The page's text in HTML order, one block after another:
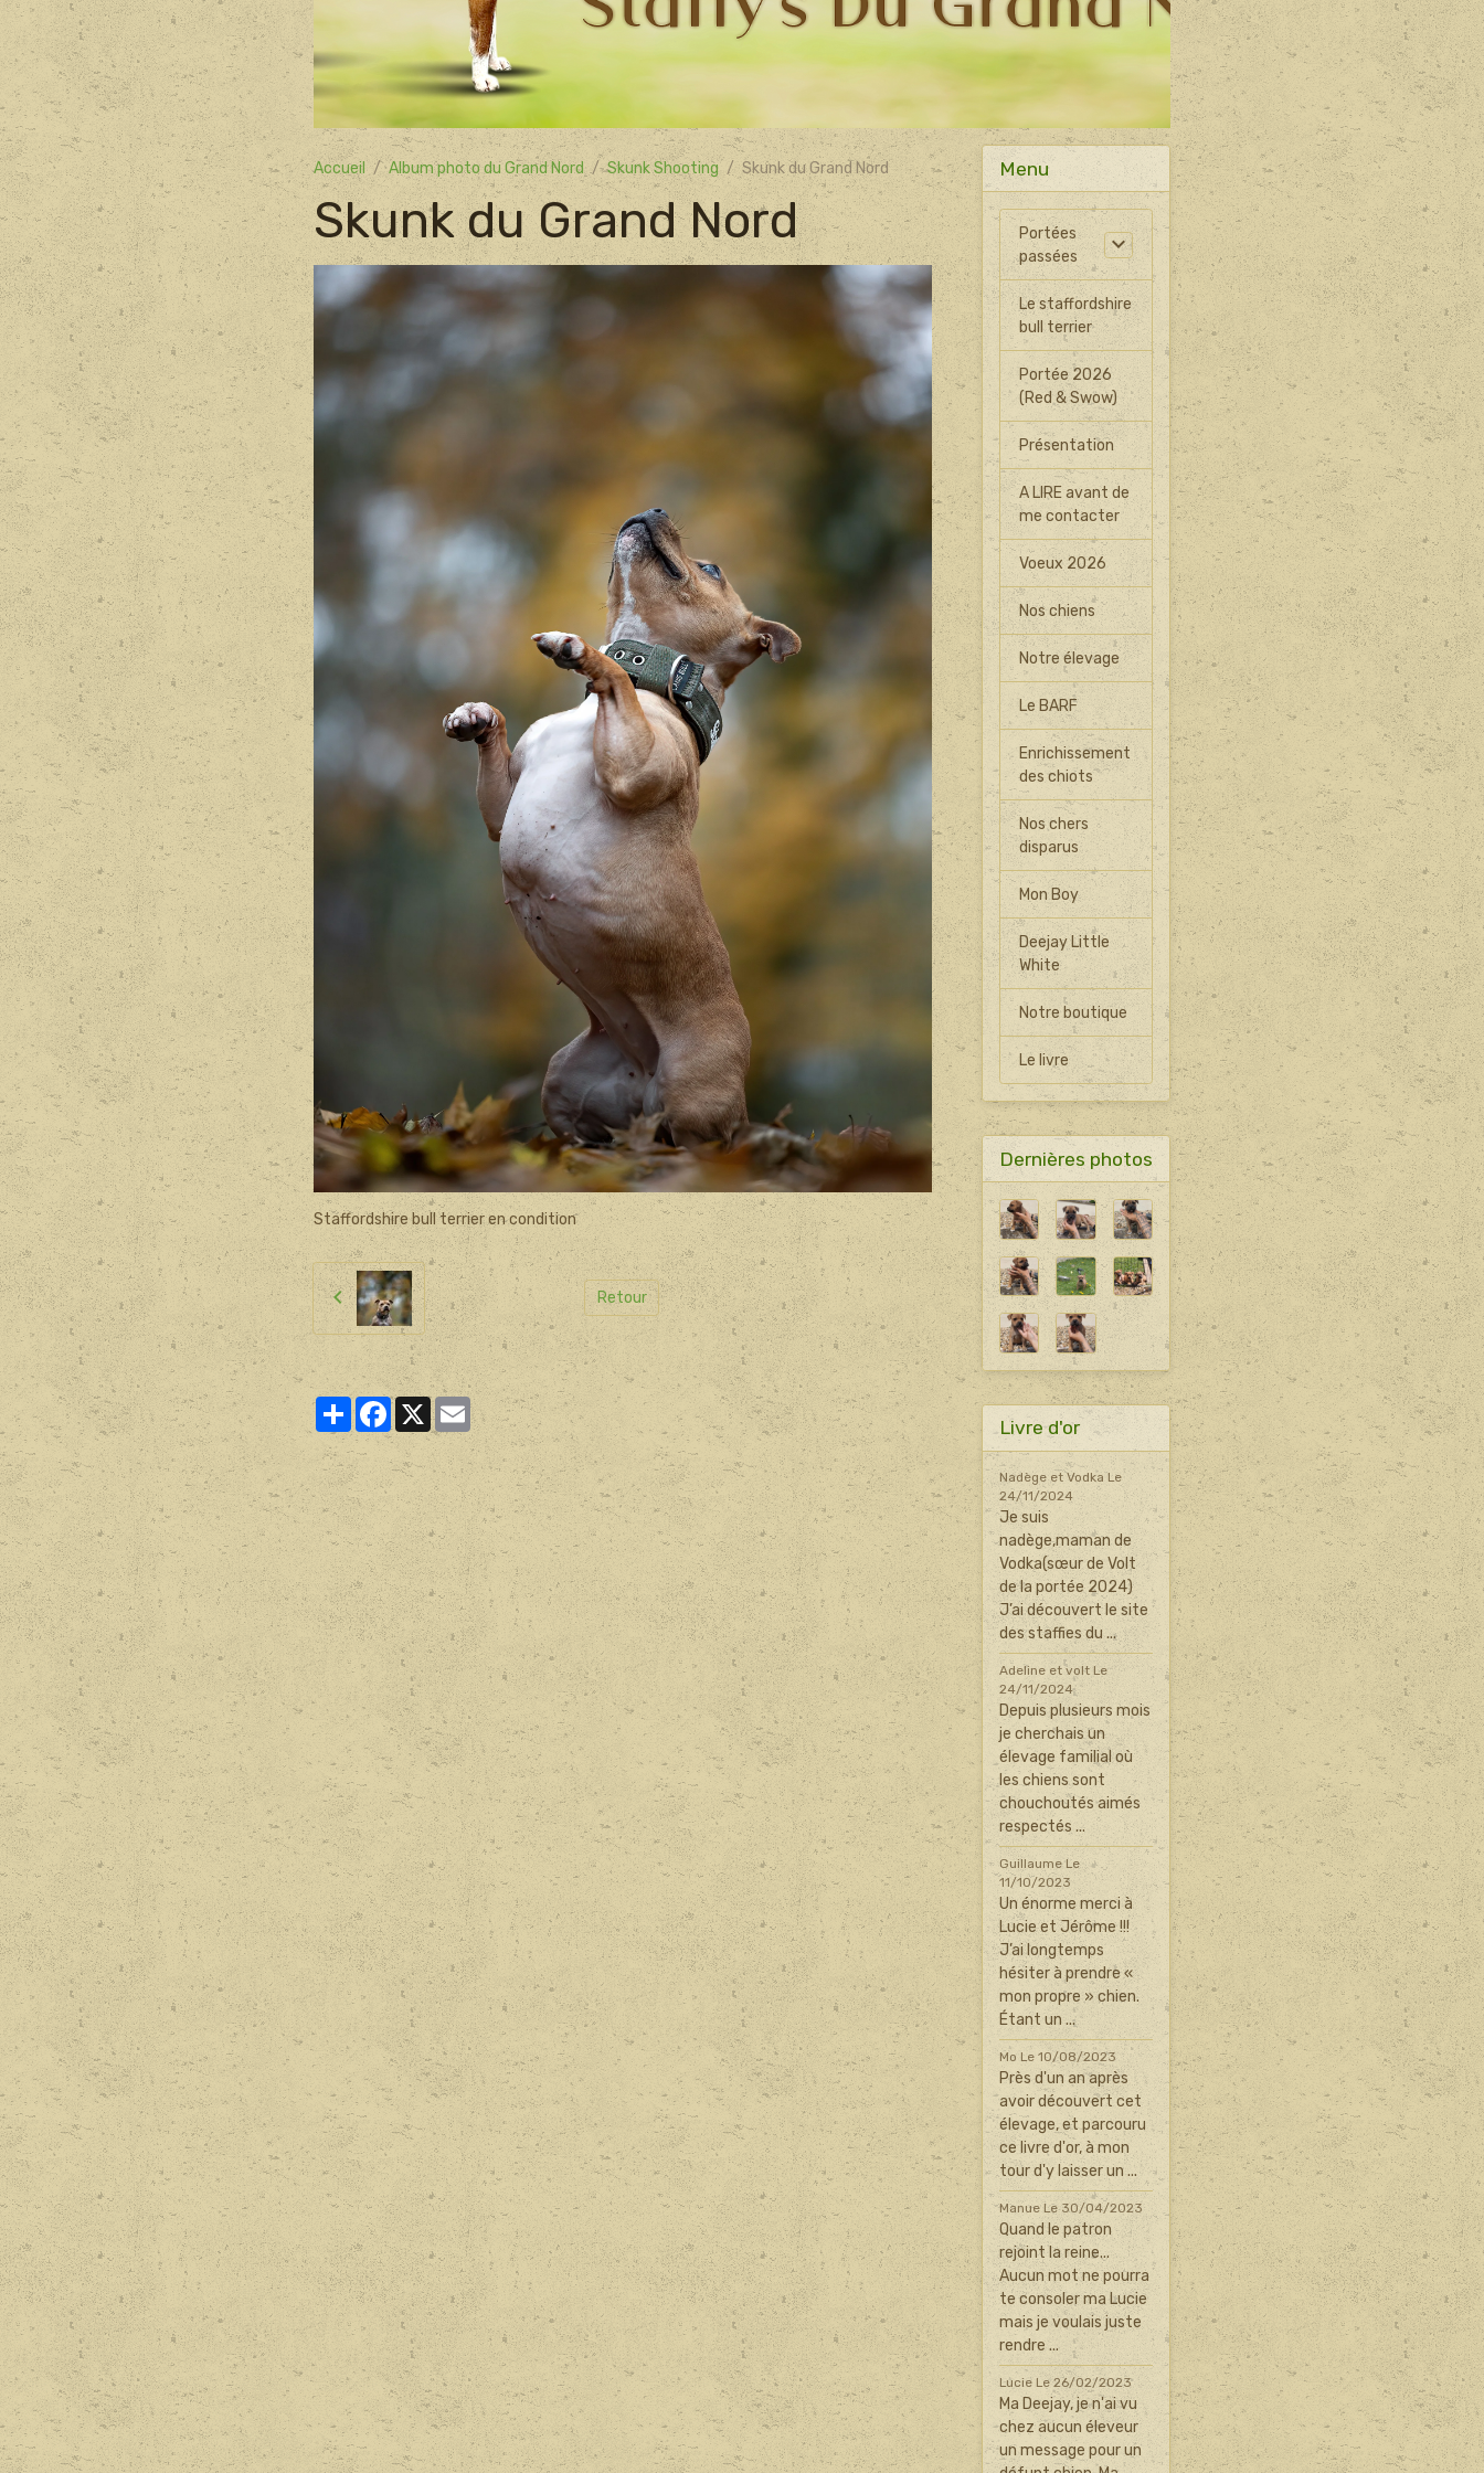
Accueil Album photo du Grand Nord Skunk Shooting Skunk du Grand Nord
Skunk du Grand Nord
Staffordshire bull terrier en condition
Retour
PartagerFacebook
X Email
Menu
Portées
passées
Le staffordshire
bull terrier
Portée 2026
(Red & Swow)
Présentation
A LIRE avant de
me contacter
Voeux 2026
Nos chiens
Notre élevage
Le BARF
Enrichissement
des chiots
Nos chers
disparus
Mon Boy
Deejay Little
White
Notre boutique
Le livre
Dernières photos
Livre d'or
Nadège et Vodka Le
24/11/2024
Je suis
nadège,maman de
Vodka(sœur de Volt
de la portée 2024)
J’ai découvert le site
des staffies du ...
Adeline et volt Le
24/11/2024
Depuis plusieurs mois
je cherchais un
élevage familial où
les chiens sont
chouchoutés aimés
respectés ...
Guillaume Le
11/10/2023
Un énorme merci à
Lucie et Jérôme !!!
J’ai longtemps
hésiter à prendre «
mon propre » chien.
Étant un ...
Mo Le 10/08/2023
Près d'un an après
avoir découvert cet
élevage, et parcouru
ce livre d'or, à mon
tour d'y laisser un ...
Manue Le 30/04/2023
Quand le patron
rejoint la reine...
Aucun mot ne pourra
te consoler ma Lucie
mais je voulais juste
rendre ...
Lucie Le 26/02/2023
Ma Deejay, je n'ai vu
chez aucun éleveur
un message pour un